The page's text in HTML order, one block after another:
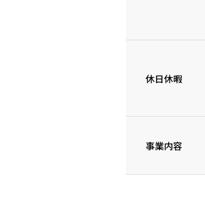
休日休暇
事業内容